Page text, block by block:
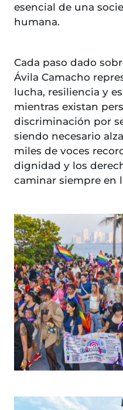
esencial de una
humana.
Cada paso dado
Ávila Camacho
lucha, resiliencia y
mientras existan
discriminación por
siendo necesario
miles de voces
dignidad y los
caminar siempre en